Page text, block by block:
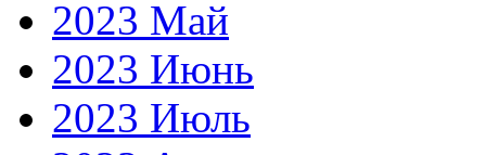
2023 Май
2023 Июнь
2023 Июль